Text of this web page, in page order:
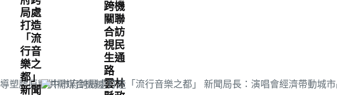
跨機
關聯
合訪
視民
生通
路
雲林
局處
打造
「流
行音
樂之
都」
新聞